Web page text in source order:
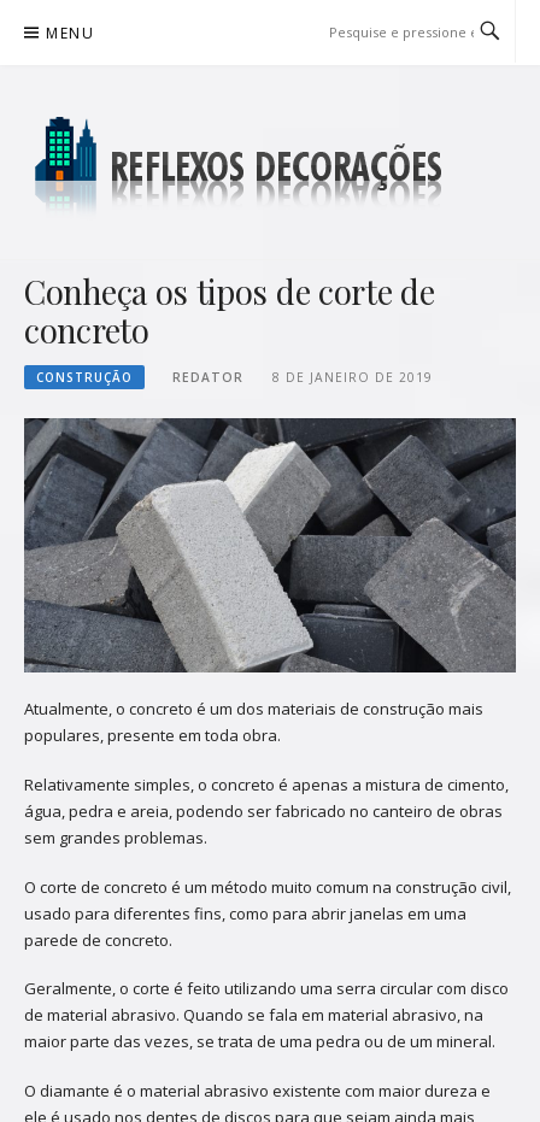
para
MENU
Conheça os tipos de corte de
concreto
CONSTRUÇÃO REDATOR 8 DE JANEIRO DE 2019
Atualmente, o concreto é um dos materiais de construção mais
populares, presente em toda obra.
Relativamente simples, o concreto é apenas a mistura de cimento,
água, pedra e areia, podendo ser fabricado no canteiro de obras
sem grandes problemas.
O corte de concreto é um método muito comum na construção civil,
usado para diferentes fins, como para abrir janelas em uma
parede de concreto.
Geralmente, o corte é feito utilizando uma serra circular com disco
de material abrasivo. Quando se fala em material abrasivo, na
maior parte das vezes, se trata de uma pedra ou de um mineral.
O diamante é o material abrasivo existente com maior dureza e
ele é usado nos dentes de discos para que sejam ainda mais